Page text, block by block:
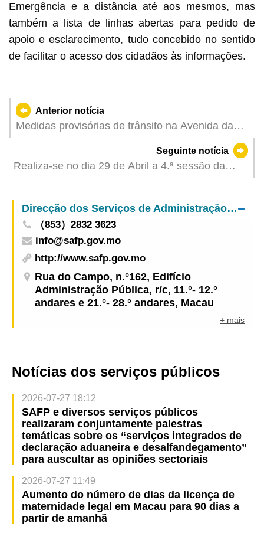
Emergência e a distância até aos mesmos, mas
também a lista de linhas abertas para pedido de
apoio e esclarecimento, tudo concebido no sentido
de facilitar o acesso dos cidadãos às informações.
Anterior notícia
Medidas provisórias de trânsito na Avenida da
Nave Desportiva no Cotai a partir de 25 de Abril
devido ao Torneio de CiclismoSeguinte notícia
Realiza-se no dia 29 de Abril a 4.ª sessão da
Macau feliz”, sendo bem-vinda a participação dos
residentes
Direcção dos Serviços de Administração e Função Pública
（853）2832 3623
info@safp.gov.mo
http://www.safp.gov.mo
Rua do Campo, n.°162, Edifício
Administração Pública, r/c, 11.°- 12.°
andares e 21.°- 28.° andares, Macau
+ mais
Notícias dos serviços públicos
2026-07-27 18:12
SAFP e diversos serviços públicos
realizaram conjuntamente palestras
temáticas sobre os “serviços integrados de
declaração aduaneira e desalfandegamento”
para auscultar as opiniões sectoriais
2026-07-27 11:49
Aumento do número de dias da licença de
maternidade legal em Macau para 90 dias a
partir de amanhã